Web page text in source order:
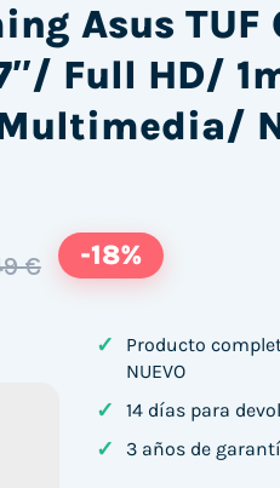
Asus TUF
Full HD/
€ -18%
✓
Producto
NUEVO
✓ 14 días para
✓ 3 años de